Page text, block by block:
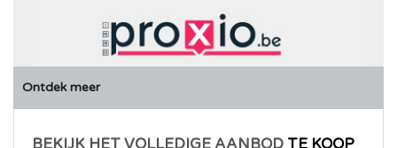
Ontdek meer
BEKIJK HET VOLLEDIGE AANBOD TE KOOP